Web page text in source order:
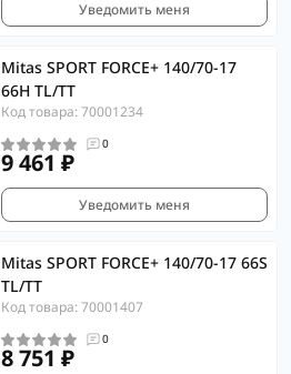
Уведомить меня
Mitas SPORT FORCE+ 140/70-17
66H TL/TT
Код товара: 70001234
0
9 461 ₽
Уведомить меня
Mitas SPORT FORCE+ 140/70-17 66S
TL/TT
Код товара: 70001407
0
8 751 ₽